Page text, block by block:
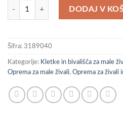
vidaXL Kokošnjak s streho
DODAJ V
Šifra: 3189040
Kategorije: Kletke in bivališča za male
Oprema za male živali, Oprema za živali